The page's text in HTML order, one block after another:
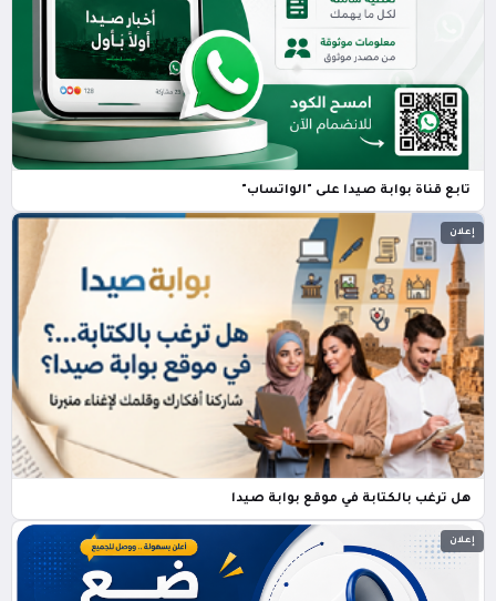
تابع قناة بوابة صيدا على "الواتساب"
إعلان
هل ترغب بالكتابة في موقع بوابة صيدا
إعلان